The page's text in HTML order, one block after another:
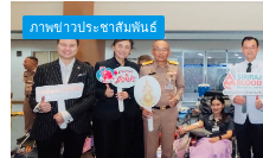
ภาพข่าวประชาสัมพันธ์